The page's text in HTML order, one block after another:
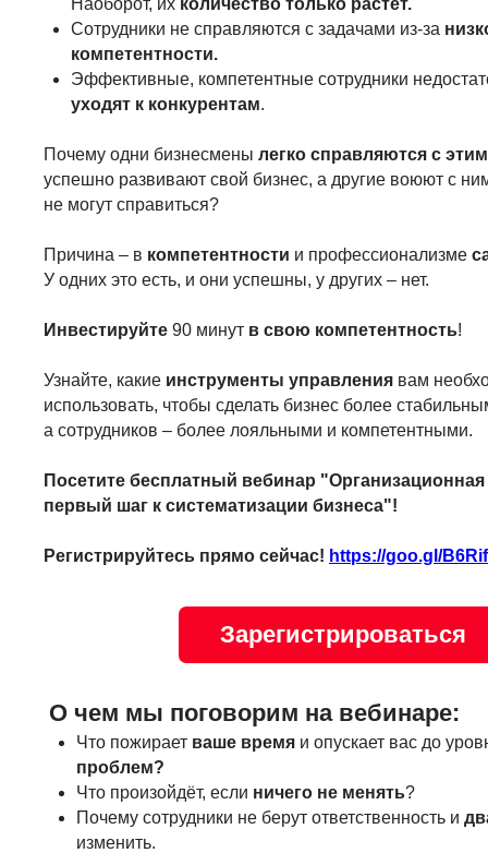
Наоборот, их количество только растет.
Сотрудники не справляются с задачами из-за
компетентности.
Эффективные, компетентные сотрудники
уходят к конкурентам.
Почему одни бизнесмены легко справляются с
успешно развивают свой бизнес, а другие воюют с
не могут справиться?
Причина – в компетентности и профессионализме
У одних это есть, и они успешны, у других – нет.
Инвестируйте 90 минут в свою компетентность!
Узнайте, какие инструменты управления вам
использовать, чтобы сделать бизнес более
а сотрудников – более лояльными и компетентными.
Посетите бесплатный вебинар "Организационная
первый шаг к систематизации бизнеса"!
Регистрируйтесь прямо сейчас! https://goo.gl/
Зарегистрироваться
О чем мы поговорим на вебинаре:
Что пожирает ваше время и опускает вас до
проблем?
Что произойдёт, если ничего не менять?
Почему сотрудники не берут ответственность и
изменить.